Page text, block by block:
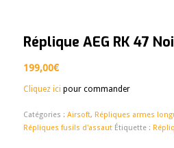
Réplique AEG RK 47
199,00€
Cliquez ici pour commander
Catégories : Airsoft, Répliques armes
Répliques fusils d'assaut Étiquette :